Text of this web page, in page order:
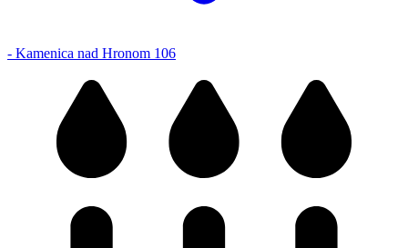
- Kamenica nad Hronom 106